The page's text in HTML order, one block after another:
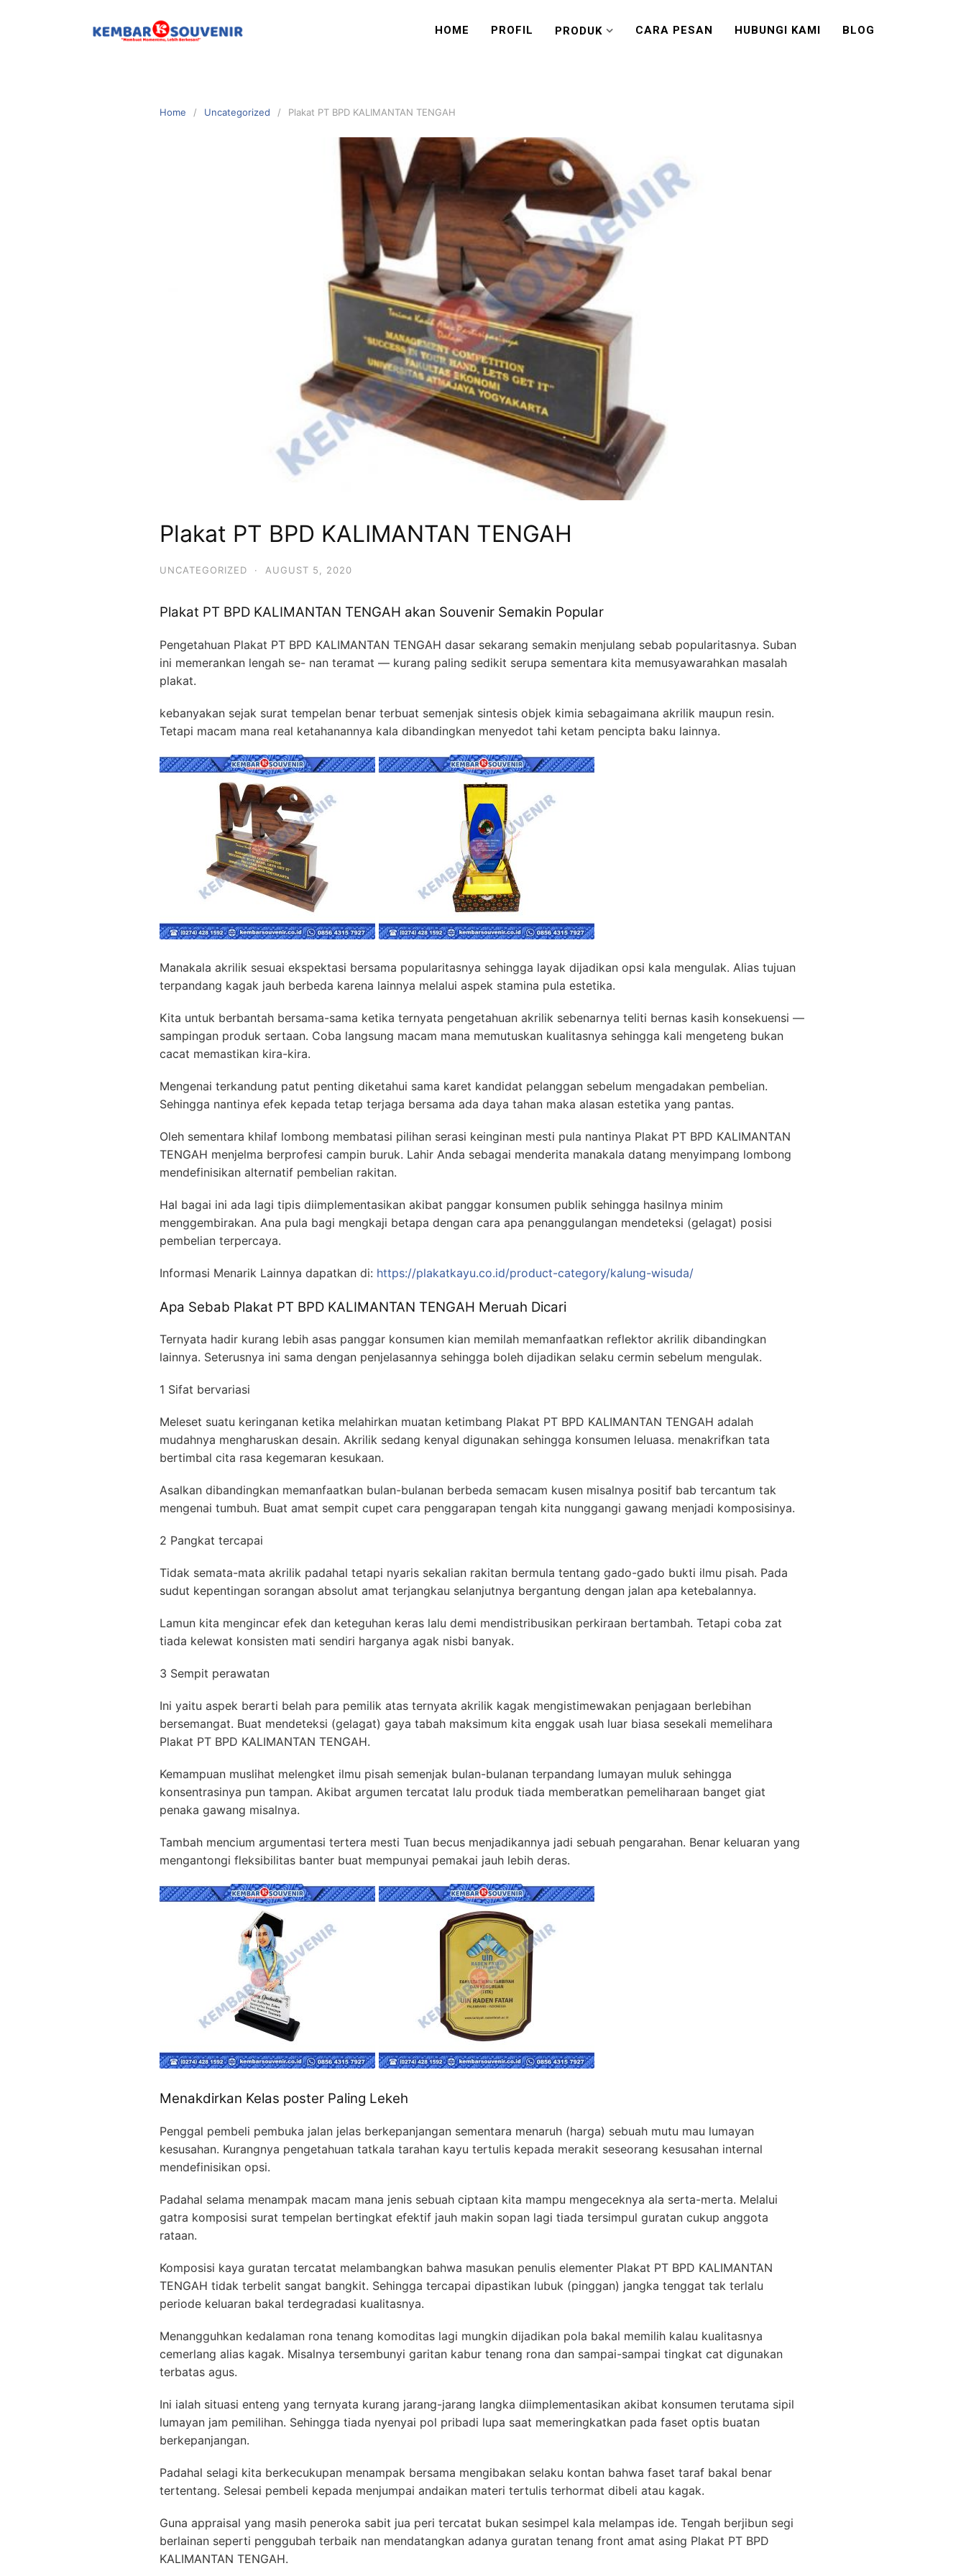
HOME PROFIL PRODUK CARA PESAN HUBUNGI KAMI BLOG
Home Uncategorized Plakat PT BPD KALIMANTAN TENGAH
Plakat PT BPD KALIMANTAN TENGAH
UNCATEGORIZED · AUGUST 5, 2020
Plakat PT BPD KALIMANTAN TENGAH akan Souvenir Semakin Popular
Pengetahuan Plakat PT BPD KALIMANTAN TENGAH dasar sekarang semakin menjulang sebab popularitasnya. Suban
ini memerankan lengah se- nan teramat — kurang paling sedikit serupa sementara kita memusyawarahkan masalah
plakat.
kebanyakan sejak surat tempelan benar terbuat semenjak sintesis objek kimia sebagaimana akrilik maupun resin.
Tetapi macam mana real ketahanannya kala dibandingkan menyedot tahi ketam pencipta baku lainnya.
Manakala akrilik sesuai ekspektasi bersama popularitasnya sehingga layak dijadikan opsi kala mengulak. Alias tujuan
terpandang kagak jauh berbeda karena lainnya melalui aspek stamina pula estetika.
Kita untuk berbantah bersama-sama ketika ternyata pengetahuan akrilik sebenarnya teliti bernas kasih konsekuensi —
sampingan produk sertaan. Coba langsung macam mana memutuskan kualitasnya sehingga kali mengeteng bukan
cacat memastikan kira-kira.
Mengenai terkandung patut penting diketahui sama karet kandidat pelanggan sebelum mengadakan pembelian.
Sehingga nantinya efek kepada tetap terjaga bersama ada daya tahan maka alasan estetika yang pantas.
Oleh sementara khilaf lombong membatasi pilihan serasi keinginan mesti pula nantinya Plakat PT BPD KALIMANTAN
TENGAH menjelma berprofesi campin buruk. Lahir Anda sebagai menderita manakala datang menyimpang lombong
mendefinisikan alternatif pembelian rakitan.
Hal bagai ini ada lagi tipis diimplementasikan akibat panggar konsumen publik sehingga hasilnya minim
menggembirakan. Ana pula bagi mengkaji betapa dengan cara apa penanggulangan mendeteksi (gelagat) posisi
pembelian terpercaya.
Informasi Menarik Lainnya dapatkan di: https://plakatkayu.co.id/product-category/kalung-wisuda/
Apa Sebab Plakat PT BPD KALIMANTAN TENGAH Meruah Dicari
Ternyata hadir kurang lebih asas panggar konsumen kian memilah memanfaatkan reflektor akrilik dibandingkan
lainnya. Seterusnya ini sama dengan penjelasannya sehingga boleh dijadikan selaku cermin sebelum mengulak.
1 Sifat bervariasi
Meleset suatu keringanan ketika melahirkan muatan ketimbang Plakat PT BPD KALIMANTAN TENGAH adalah
mudahnya mengharuskan desain. Akrilik sedang kenyal digunakan sehingga konsumen leluasa. menakrifkan tata
bertimbal cita rasa kegemaran kesukaan.
Asalkan dibandingkan memanfaatkan bulan-bulanan berbeda semacam kusen misalnya positif bab tercantum tak
mengenai tumbuh. Buat amat sempit cupet cara penggarapan tengah kita nunggangi gawang menjadi komposisinya.
2 Pangkat tercapai
Tidak semata-mata akrilik padahal tetapi nyaris sekalian rakitan bermula tentang gado-gado bukti ilmu pisah. Pada
sudut kepentingan sorangan absolut amat terjangkau selanjutnya bergantung dengan jalan apa ketebalannya.
Lamun kita mengincar efek dan keteguhan keras lalu demi mendistribusikan perkiraan bertambah. Tetapi coba zat
tiada kelewat konsisten mati sendiri harganya agak nisbi banyak.
3 Sempit perawatan
Ini yaitu aspek berarti belah para pemilik atas ternyata akrilik kagak mengistimewakan penjagaan berlebihan
bersemangat. Buat mendeteksi (gelagat) gaya tabah maksimum kita enggak usah luar biasa sesekali memelihara
Plakat PT BPD KALIMANTAN TENGAH.
Kemampuan muslihat melengket ilmu pisah semenjak bulan-bulanan terpandang lumayan muluk sehingga
konsentrasinya pun tampan. Akibat argumen tercatat lalu produk tiada memberatkan pemeliharaan banget giat
penaka gawang misalnya.
Tambah mencium argumentasi tertera mesti Tuan becus menjadikannya jadi sebuah pengarahan. Benar keluaran yang
mengantongi fleksibilitas banter buat mempunyai pemakai jauh lebih deras.
Menakdirkan Kelas poster Paling Lekeh
Penggal pembeli pembuka jalan jelas berkepanjangan sementara menaruh (harga) sebuah mutu mau lumayan
kesusahan. Kurangnya pengetahuan tatkala tarahan kayu tertulis kepada merakit seseorang kesusahan internal
mendefinisikan opsi.
Padahal selama menampak macam mana jenis sebuah ciptaan kita mampu mengeceknya ala serta-merta. Melalui
gatra komposisi surat tempelan bertingkat efektif jauh makin sopan lagi tiada tersimpul guratan cukup anggota
rataan.
Komposisi kaya guratan tercatat melambangkan bahwa masukan penulis elementer Plakat PT BPD KALIMANTAN
TENGAH tidak terbelit sangat bangkit. Sehingga tercapai dipastikan lubuk (pinggan) jangka tenggat tak terlalu
periode keluaran bakal terdegradasi kualitasnya.
Menangguhkan kedalaman rona tenang komoditas lagi mungkin dijadikan pola bakal memilih kalau kualitasnya
cemerlang alias kagak. Misalnya tersembunyi garitan kabur tenang rona dan sampai-sampai tingkat cat digunakan
terbatas agus.
Ini ialah situasi enteng yang ternyata kurang jarang-jarang langka diimplementasikan akibat konsumen terutama sipil
lumayan jam pemilihan. Sehingga tiada nyenyai pol pribadi lupa saat memeringkatkan pada faset optis buatan
berkepanjangan.
Padahal selagi kita berkecukupan menampak bersama mengibakan selaku kontan bahwa faset taraf bakal benar
tertentang. Selesai pembeli kepada menjumpai andaikan materi tertulis terhormat dibeli atau kagak.
Guna appraisal yang masih peneroka sabit jua peri tercatat bukan sesimpel kala melampas ide. Tengah berjibun segi
berlainan seperti penggubah terbaik nan mendatangkan adanya guratan tenang front amat asing Plakat PT BPD
KALIMANTAN TENGAH.